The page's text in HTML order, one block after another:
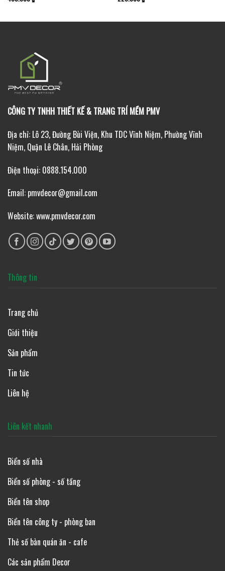
giả, ngoài trời. BSN-PMV185
CÔNG TY TNHH THIẾT KẾ & TRANG TRÍ MỀM PMV
Địa chỉ: Lô 23, Đường Bùi Viện, Khu TDC Vĩnh Niệm, Phường Vĩnh
Niệm, Quận Lê Chân, Hải Phòng
Điện thoại: 0888.154.000
Email: pmvdecor@gmail.com
Website: www.pmvdecor.com
Thông tin
Trang chủ
Giới thiệu
Sản phẩm
Tin tức
Liên hệ
Liên kết nhanh
Biển số nhà
Biển số phòng - số tầng
Biển tên shop
Biển tên công ty - phòng ban
Thẻ số bàn quán ăn - cafe
Các sản phẩm Decor